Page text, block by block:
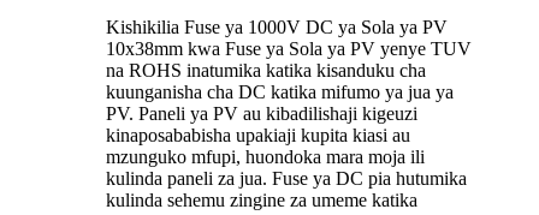
Kishikilia Fuse ya 1000V DC ya Sola ya PV
10x38mm kwa Fuse ya Sola ya PV yenye TUV
na ROHS inatumika katika kisanduku cha
kuunganisha cha DC katika mifumo ya jua ya
PV. Paneli ya PV au kibadilishaji kigeuzi
kinaposababisha upakiaji kupita kiasi au
mzunguko mfupi, huondoka mara moja ili
kulinda paneli za jua. Fuse ya DC pia hutumika
kulinda sehemu zingine za umeme katika